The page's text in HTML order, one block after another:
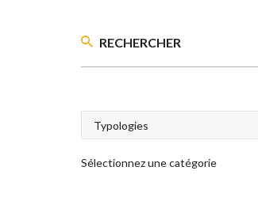
RECHERCHER
Sélectionnez une catégorie